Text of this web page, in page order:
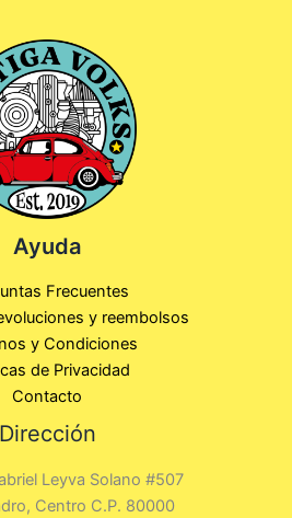
Ayuda
Frecuentes
y reembolsos
y Condiciones
de Privacidad
Contacto
Dirección
Leyva Solano #507
Centro C.P. 80000